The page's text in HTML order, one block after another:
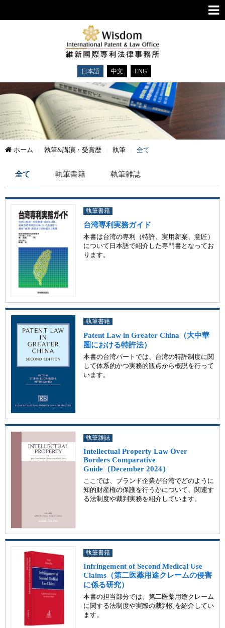
日本語 中文 ENG
ホーム 執筆&講演・受賞歴 執筆 全て
全て 執筆書籍 執筆雑誌
執筆書籍
台湾専利実務ガイド
本書は台湾の専利（特許、実用新案、意匠）
について日本語で紹介した専門書となってお
ります。
執筆書籍
Patent Law in Greater China（大中華
圏における特許法）
本書の台湾パートでは、台湾の特許制度に関
して体系的かつ実務的観点から概説を行って
います。
執筆雑誌
Intellectual Property Law Over
Borders Comparative
Guide（December 2024）
ここでは、ブランド企業が台湾でどのように
知的財産権の保護を行うかについて、関連す
る法制度や裁判実務を紹介しています。
執筆書籍
Infringement of Second Medical Use
Claims（第二医薬用途クレームの侵害
に係る研究）
本書の担当部分では、第二医薬用途クレーム
に関する法制度や実際の裁判例を紹介してい
ます。